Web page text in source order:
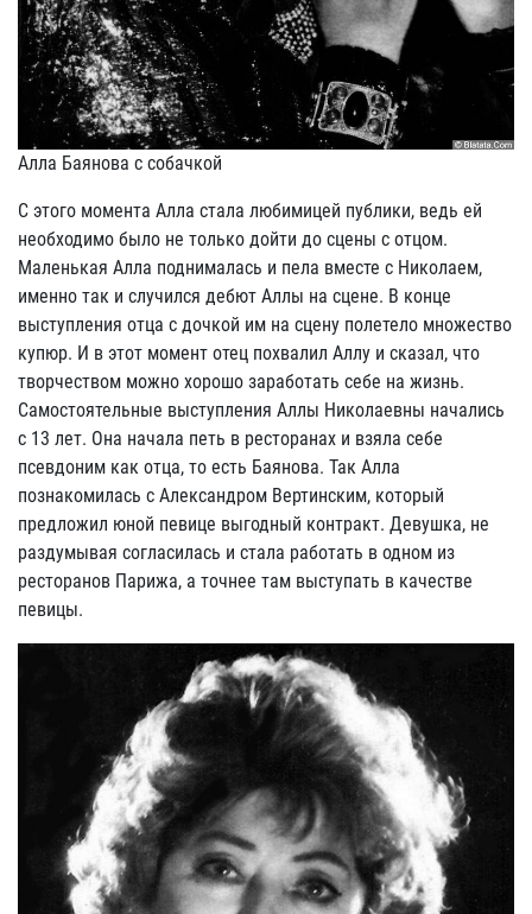
Алла Баянова с собачкой
С этого момента Алла стала любимицей публики, ведь ей
необходимо было не только дойти до сцены с отцом.
Маленькая Алла поднималась и пела вместе с Николаем,
именно так и случился дебют Аллы на сцене. В конце
выступления отца с дочкой им на сцену полетело множество
купюр. И в этот момент отец похвалил Аллу и сказал, что
творчеством можно хорошо заработать себе на жизнь.
Самостоятельные выступления Аллы Николаевны начались
с 13 лет. Она начала петь в ресторанах и взяла себе
псевдоним как отца, то есть Баянова. Так Алла
познакомилась с Александром Вертинским, который
предложил юной певице выгодный контракт. Девушка, не
раздумывая согласилась и стала работать в одном из
ресторанов Парижа, а точнее там выступать в качестве
певицы.